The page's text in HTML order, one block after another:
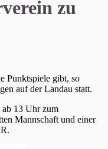
zu
Punktspiele gibt, so
auf der Landau statt.
ab 13 Uhr zum
Mannschaft und einer